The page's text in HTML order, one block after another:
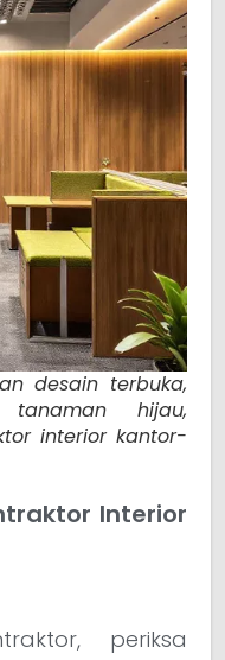
desain terbuka,
hijau,
interior kantor-
Interior
periksa